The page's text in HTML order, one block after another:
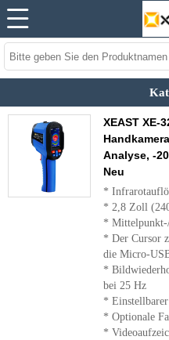
XEAST XE-
Analyse, -
Neu
*
* 2,8 Zoll
*
* Der Cursor
die Micro-
*
bei 25 Hz
*
* Optionale
*